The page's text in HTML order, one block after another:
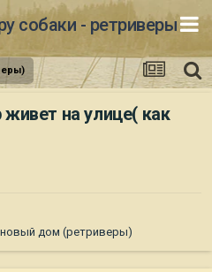
собаки - ретриверы
на улице( как
дом (ретриверы)